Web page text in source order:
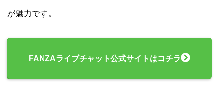
が魅力です。
FANZAライブチャット公式サイトはコチラ